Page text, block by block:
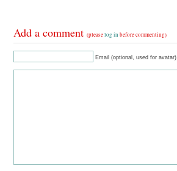
Add a comment(pleaselog in before commenting)
Email (optional, used for avatar)